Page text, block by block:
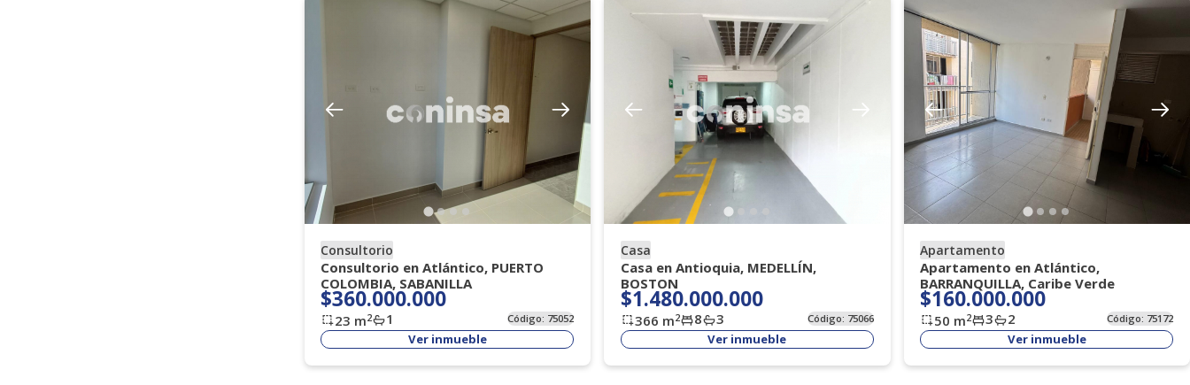
Consultorio
Consultorio en Atlántico, PUERTO
COLOMBIA, SABANILLA
$360.000.000
23 m2 1 Código: 75052
Ver inmueble
Casa
Casa en Antioquia, MEDELLÍN,
BOSTON
$1.480.000.000
366 m2 8 3 Código: 75066
Ver inmueble
Apartamento
Apartamento en Atlántico,
BARRANQUILLA, Caribe Verde
$160.000.000
50 m2 3 2 Código: 75172
Ver inmueble